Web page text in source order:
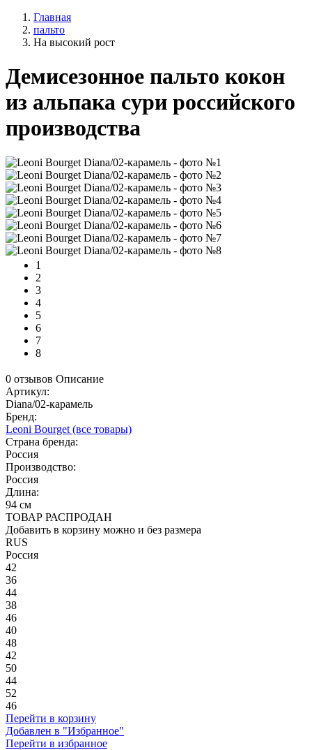
Главная
пальто
На высокий рост
Демисезонное пальто кокон
из альпака сури российского
производства
1
2
3
4
5
6
7
8
0 отзывов Описание
Артикул:
Diana/02-карамель
Бренд:
Leoni Bourget (все товары)
Страна бренда:
Россия
Производство:
Россия
Длина:
94 см
ТОВАР РАСПРОДАН
Добавить в корзину можно и без размера
RUS
Россия
42
36
44
38
46
40
48
42
50
44
52
46
Перейти в корзину
Добавлен в "Избранное"
Перейти в избранное